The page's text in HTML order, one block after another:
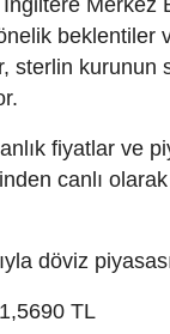
beklentiler
sterlin kurunun
fiyatlar ve
canlı
döviz
TL